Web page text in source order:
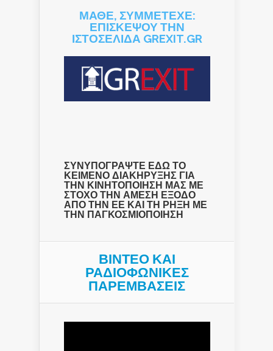
ΜΑΘΕ, ΣΥΜΜΕΤΕΧΕ:
ΕΠΙΣΚΕΨΟΥ ΤΗΝ
ΙΣΤΟΣΕΛΙΔΑ GREXIT.GR
ΣΥΝΥΠΟΓΡΑΨΤΕ ΕΔΩ ΤΟ
ΚΕΙΜΕΝΟ ΔΙΑΚΗΡΥΞΗΣ ΓΙΑ
ΤΗΝ ΚΙΝΗΤΟΠΟΙΗΣΗ ΜΑΣ ΜΕ
ΣΤΟΧΟ ΤΗΝ ΑΜΕΣΗ ΕΞΟΔΟ
ΑΠΟ ΤΗΝ ΕΕ ΚΑΙ ΤΗ ΡΗΞΗ ΜΕ
ΤΗΝ ΠΑΓΚΟΣΜΙΟΠΟΙΗΣΗ
ΒΙΝΤΕΟ ΚΑΙ
ΡΑΔΙΟΦΩΝΙΚΕΣ
ΠΑΡΕΜΒΑΣΕΙΣ